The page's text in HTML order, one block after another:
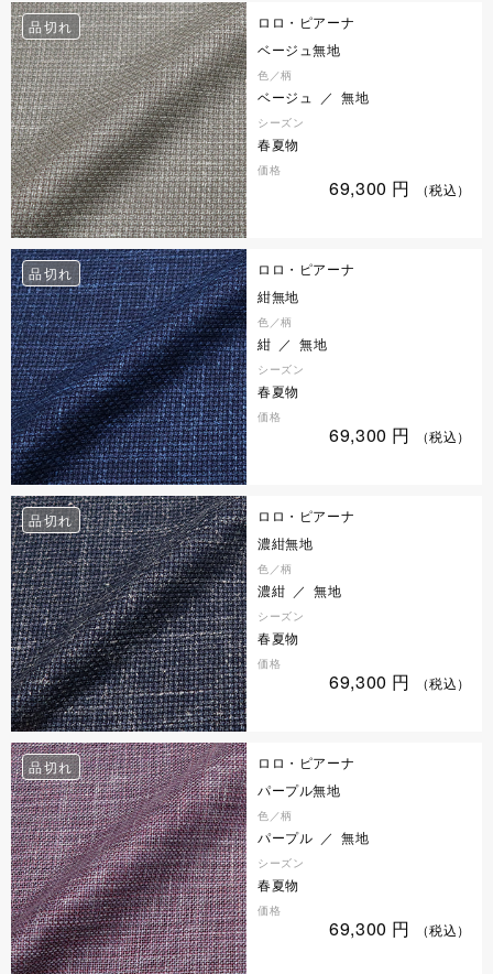
品切れ
ロロ・ピアーナ
ベージュ無地
色／柄
ベージュ ／ 無地
シーズン
春夏物
価格
69,300 円 （税込）
品切れ
ロロ・ピアーナ
紺無地
色／柄
紺 ／ 無地
シーズン
春夏物
価格
69,300 円 （税込）
品切れ
ロロ・ピアーナ
濃紺無地
色／柄
濃紺 ／ 無地
シーズン
春夏物
価格
69,300 円 （税込）
品切れ
ロロ・ピアーナ
パープル無地
色／柄
パープル ／ 無地
シーズン
春夏物
価格
69,300 円 （税込）